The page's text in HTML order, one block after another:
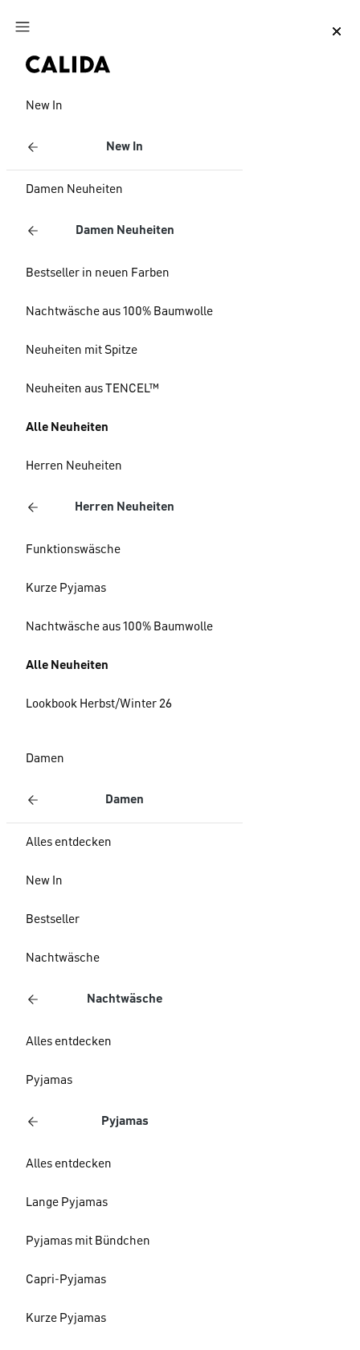
Zum Hauptinhalt springen
New In
New In
Damen Neuheiten
Damen Neuheiten
Bestseller in neuen Farben
Nachtwäsche aus 100% Baumwolle
Neuheiten mit Spitze
Neuheiten aus TENCEL™
Alle Neuheiten
Herren Neuheiten
Herren Neuheiten
Funktionswäsche
Kurze Pyjamas
Nachtwäsche aus 100% Baumwolle
Alle Neuheiten
Lookbook Herbst/Winter 26
Damen
Damen
Alles entdecken
New In
Bestseller
Nachtwäsche
Nachtwäsche
Alles entdecken
Pyjamas
Pyjamas
Alles entdecken
Lange Pyjamas
Pyjamas mit Bündchen
Capri-Pyjamas
Kurze Pyjamas